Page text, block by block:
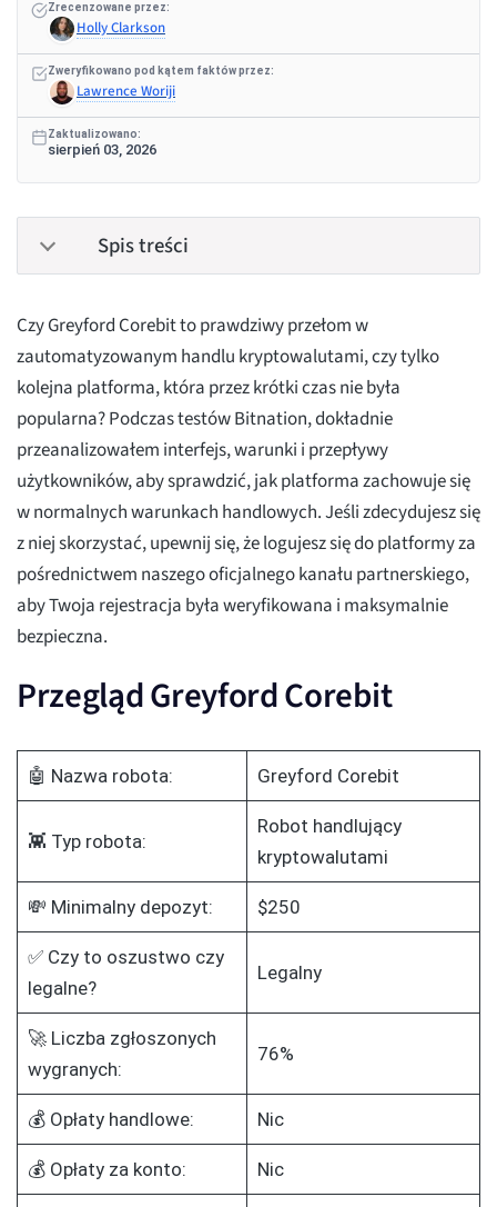
Zrecenzowane przez:
Holly Clarkson
Zweryfikowano pod kątem faktów przez:
Lawrence Woriji
Zaktualizowano:
sierpień 03, 2026
Spis treści
Czy Greyford Corebit to prawdziwy przełom w
zautomatyzowanym handlu kryptowalutami, czy tylko
kolejna platforma, która przez krótki czas nie była
popularna? Podczas testów Bitnation, dokładnie
przeanalizowałem interfejs, warunki i przepływy
użytkowników, aby sprawdzić, jak platforma zachowuje się
w normalnych warunkach handlowych. Jeśli zdecydujesz się
z niej skorzystać, upewnij się, że logujesz się do platformy za
pośrednictwem naszego oficjalnego kanału partnerskiego,
aby Twoja rejestracja była weryfikowana i maksymalnie
bezpieczna.
Przegląd Greyford Corebit
🤖 Nazwa robota: Greyford Corebit
👾 Typ robota:
Robot handlujący
kryptowalutami
💸 Minimalny depozyt: $250
✅ Czy to oszustwo czy
legalne?
Legalny
🚀 Liczba zgłoszonych
wygranych:
76%
💰 Opłaty handlowe: Nic
💰 Opłaty za konto: Nic